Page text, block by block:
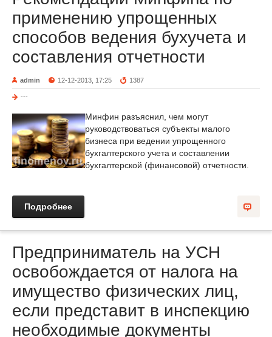
применению упрощенных
способов ведения бухучета и
составления отчетности
admin 12-12-2013, 17:25 1387
---
Минфин разъяснил, чем могут
руководствоваться субъекты малого
бизнеса при ведении упрощенного
бухгалтерского учета и составлении
бухгалтерской (финансовой) отчетности.
Подробнее
Предприниматель на УСН
освобождается от налога на
имущество физических лиц,
если представит в инспекцию
необходимые документы